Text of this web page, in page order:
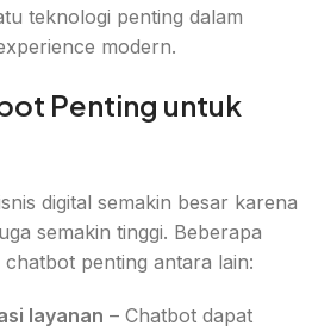
teknologi penting dalam
modern.
Penting untuk
digital semakin besar karena
semakin tinggi. Beberapa
penting antara lain:
layanan – Chatbot dapat